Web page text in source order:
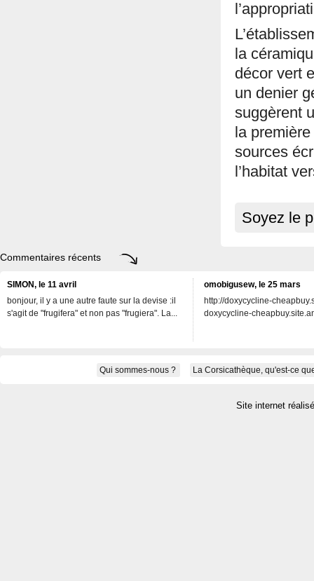
la
décor vert
un denier
suggèrent
la
sources
l’habitat
Soyez le
Commentaires récents
SIMON, le 11 avril
bonjour, il y a une autre faute sur la devise :il
s'agit de "frugifera" et non pas "frugiera". La...
omobigusew, le 25 mars
http://doxycycline-
doxycycline-
Qui sommes-nous ? La Corsicathèque, qu'est-ce
Site internet